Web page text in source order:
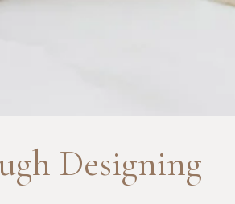
Designing